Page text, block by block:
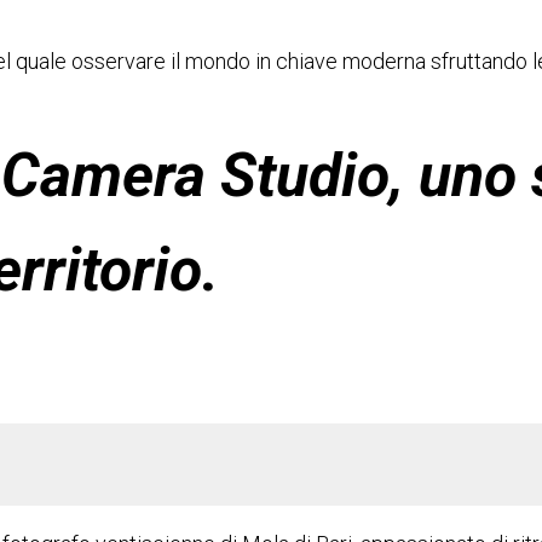
quale osservare il mondo in chiave moderna sfruttando
Studio,